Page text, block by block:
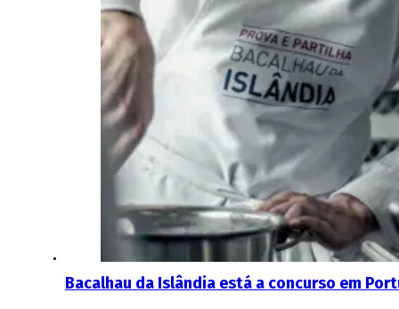
Bacalhau da Islândia está a concurso em